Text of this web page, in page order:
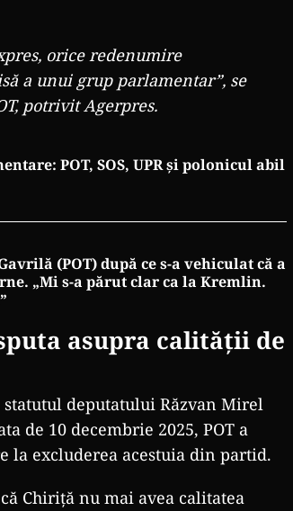
orice redenumire
a unui grup parlamentar”, se
potrivit Agerpres.
POT, SOS, UPR și polonicul abil
(POT) după ce s-a vehiculat că a
„Mi s-a părut clar ca la Kremlin.
asupra calității de
deputatului Răzvan Mirel
de 10 decembrie 2025, POT a
la excluderea acestuia din partid.
Chiriță nu mai avea calitatea